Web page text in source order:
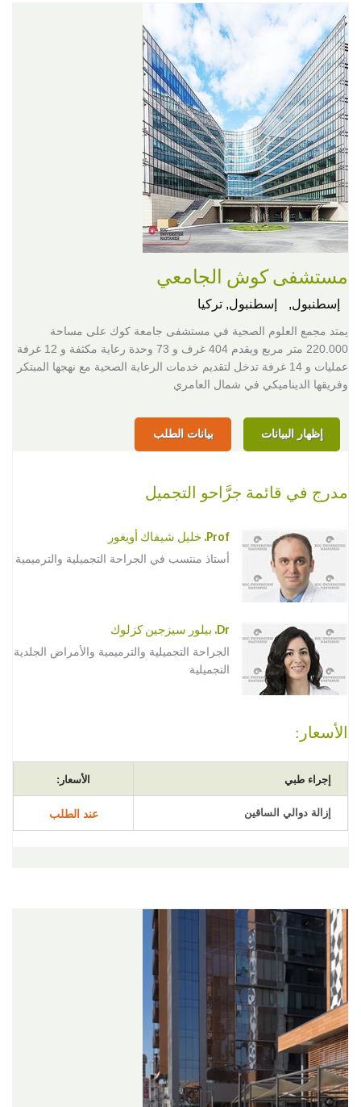
مستشفى كوش الجامعي
إسطنبول, إسطنبول, تركيا
يمتد مجمع العلوم الصحية في مستشفى جامعة كوك على مساحة
220.000 متر مربع ويقدم 404 غرف و 73 وحدة رعاية مكثفة و 12 غرفة
عمليات و 14 غرفة تدخل لتقديم خدمات الرعاية الصحية مع نهجها المبتكر
وفريقها الديناميكي في شمال العامري
إظهار البيانات بيانات الطلب
مدرج في قائمة جرَّاحو التجميل
Prof. خليل شيفاك أويغور
أستاذ منتسب في الجراحة التجميلية والترميمية
Dr. بيلور سيزجين كزلوك
الجراحة التجميلية والترميمية والأمراض الجلدية
التجميلية
الأسعار:
إجراء طبي الأسعار:
إزالة دوالي الساقين عند الطلب